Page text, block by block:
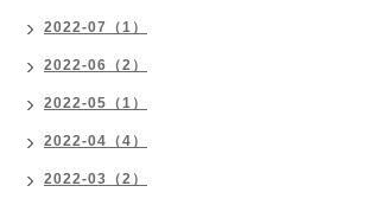
2022-07（1）
2022-06（2）
2022-05（1）
2022-04（4）
2022-03（2）